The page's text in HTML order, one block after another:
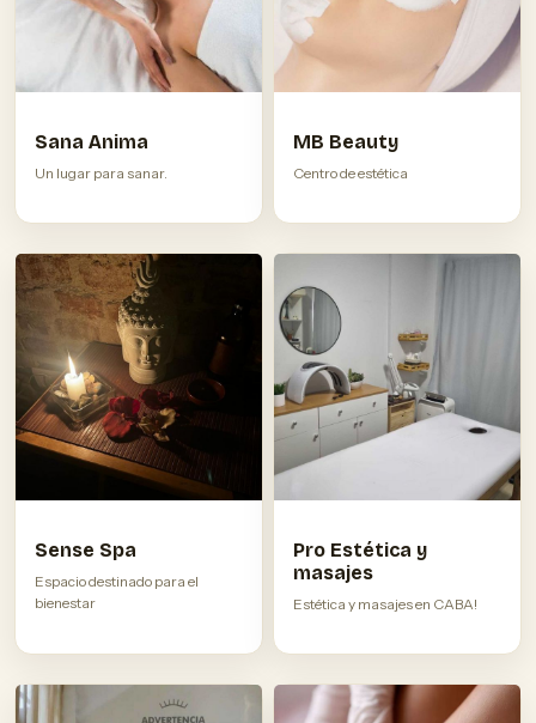
Sana Anima
Un lugar para sanar.
MB Beauty
Centro de estética
Sense Spa
Espacio destinado para el
bienestar
Pro Estética y
masajes
Estética y masajes en CABA!